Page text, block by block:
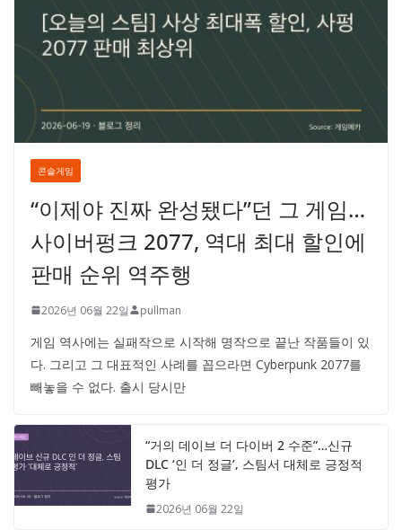
콘솔게임
“이제야 진짜 완성됐다”던 그 게임…
사이버펑크 2077, 역대 최대 할인에
판매 순위 역주행
2026년 06월 22일 pullman
게임 역사에는 실패작으로 시작해 명작으로 끝난 작품들이 있
다. 그리고 그 대표적인 사례를 꼽으라면 Cyberpunk 2077를
빼놓을 수 없다. 출시 당시만
“거의 데이브 더 다이버 2 수준”…신규
DLC ‘인 더 정글’, 스팀서 대체로 긍정적
평가
2026년 06월 22일